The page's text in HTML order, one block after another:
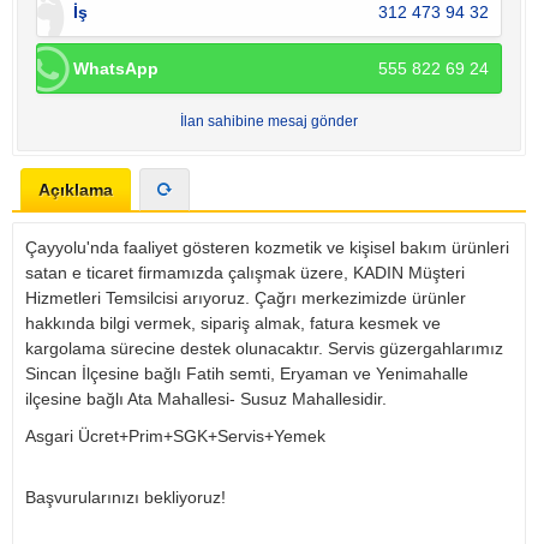
İş 312 473 94 32
WhatsApp 555 822 69 24
İlan sahibine mesaj gönder
Açıklama
Çayyolu'nda faaliyet gösteren kozmetik ve kişisel bakım ürünleri
satan e ticaret firmamızda çalışmak üzere, KADIN Müşteri
Hizmetleri Temsilcisi arıyoruz. Çağrı merkezimizde ürünler
hakkında bilgi vermek, sipariş almak, fatura kesmek ve
kargolama sürecine destek olunacaktır. Servis güzergahlarımız
Sincan İlçesine bağlı Fatih semti, Eryaman ve Yenimahalle
ilçesine bağlı Ata Mahallesi- Susuz Mahallesidir.
Asgari Ücret+Prim+SGK+Servis+Yemek
Başvurularınızı bekliyoruz!